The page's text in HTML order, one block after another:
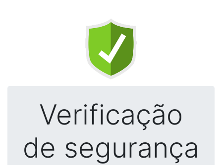
Verificação
de segurança